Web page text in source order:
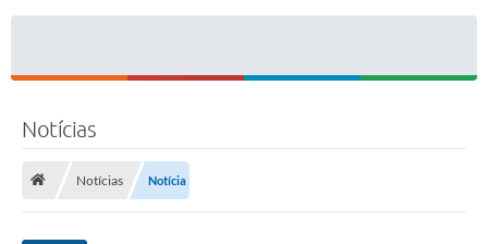
Notícias
Notícias Notícia